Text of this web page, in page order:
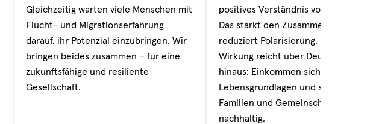
Gleichzeitig warten viele Menschen mit
Flucht- und Migrationserfahrung
darauf, ihr Potenzial einzubringen. Wir
bringen beides zusammen – für eine
zukunftsfähige und resiliente
Gesellschaft.
positives Verständnis von Migration.
Das stärkt den Zusammenhalt und
reduziert Polarisierung. Unsere
Wirkung reicht über Deutschland
hinaus: Einkommen sichern
Lebensgrundlagen und stärken
Familien und Gemeinschaften
nachhaltig.